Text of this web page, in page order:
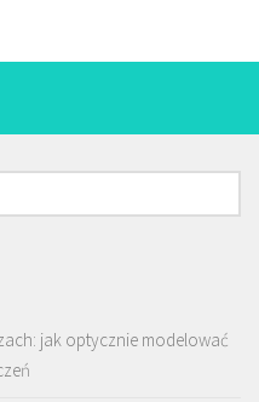
jak optycznie modelować